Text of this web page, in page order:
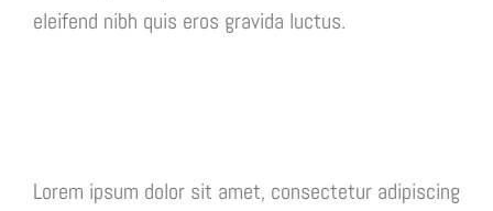
eleifend nibh quis eros gravida luctus.
Lorem ipsum dolor sit amet, consectetur adipiscing